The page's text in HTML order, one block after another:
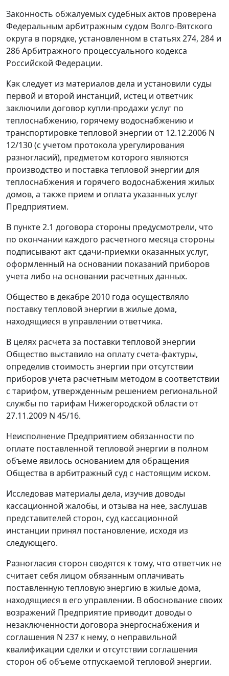
Законность обжалуемых судебных актов проверена
Федеральным арбитражным судом Волго-Вятского
округа в порядке, установленном в статьях 274, 284 и
286Арбитражного процессуального кодекса
Российской Федерации.
Как следует из материалов дела и установили суды
первой и второй инстанций, истец и ответчик
заключили договор купли-продажи услуг по
теплоснабжению, горячему водоснабжению и
транспортировке тепловой энергии от 12.12.2006 N
12/130 (с учетом протокола урегулирования
разногласий), предметом которого являются
производство и поставка тепловой энергии для
теплоснабжения и горячего водоснабжения жилых
домов, а также прием и оплата указанных услуг
Предприятием.
В пункте 2.1 договора стороны предусмотрели, что
по окончании каждого расчетного месяца стороны
подписывают акт сдачи-приемки оказанных услуг,
оформленный на основании показаний приборов
учета либо на основании расчетных данных.
Общество в декабре 2010 года осуществляло
поставку тепловой энергии в жилые дома,
находящиеся в управлении ответчика.
В целях расчета за поставки тепловой энергии
Общество выставило на оплату счета-фактуры,
определив стоимость энергии при отсутствии
приборов учета расчетным методом в соответствии
с тарифом, утвержденным решением региональной
службы по тарифам Нижегородской области от
27.11.2009 N 45/16.
Неисполнение Предприятием обязанности по
оплате поставленной тепловой энергии в полном
объеме явилось основанием для обращения
Общества в арбитражный суд с настоящим иском.
Исследовав материалы дела, изучив доводы
кассационной жалобы, и отзыва на нее, заслушав
представителей сторон, суд кассационной
инстанции принял постановление, исходя из
следующего.
Разногласия сторон сводятся к тому, что ответчик не
считает себя лицом обязанным оплачивать
поставленную тепловую энергию в жилые дома,
находящиеся в его управлении. В обоснование своих
возражений Предприятие приводит доводы о
незаключенности договора энергоснабжения и
соглашения N 237 к нему, о неправильной
квалификации сделки и отсутствии соглашения
сторон об объеме отпускаемой тепловой энергии.